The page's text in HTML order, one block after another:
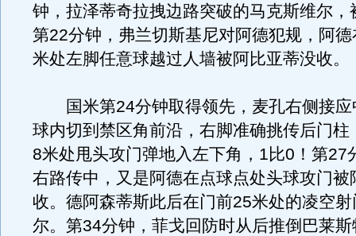
钟，拉泽蒂奇拉拽边路突破的马克斯维尔，
第22分钟，弗兰切斯基尼对阿德犯规，阿
米处左脚任意球越过人墙被阿比亚蒂没收。
国米第24分钟取得领先，麦孔右侧接应
球内切到禁区角前沿，右脚准确挑传后门柱
8米处甩头攻门弹地入左下角，1比0！第27
右路传中，又是阿德在点球点处头球攻门被
收。德阿森蒂斯此后在门前25米处的凌空
尔。第34分钟，菲戈回防时从后推倒巴莱